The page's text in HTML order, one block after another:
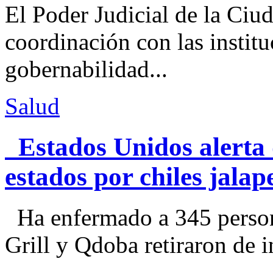
El Poder Judicial de la
coordinación con las
gobernabilidad...
Salud
Estados Unidos alerta
estados por chiles
Ha enfermado a 345
Grill y Qdoba retiraron de